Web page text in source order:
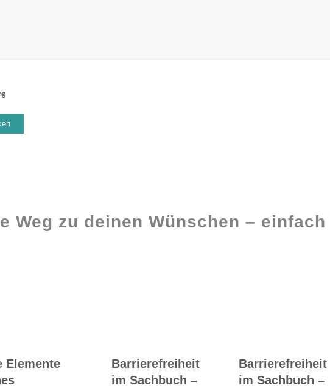
Weg zu deinen Wünschen –
Elemente
Barrierefreiheit
im Sachbuch –
Barrierefreiheit
im Sachbuch –